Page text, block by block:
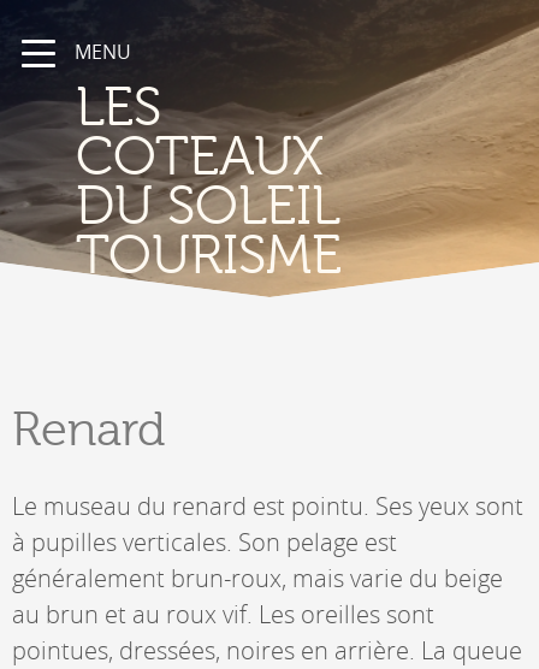
MENU
LES
COTEAUX
DU SOLEIL
TOURISME
Renard
Le museau du renard est pointu. Ses yeux sont
à pupilles verticales. Son pelage est
généralement brun-roux, mais varie du beige
au brun et au roux vif. Les oreilles sont
pointues, dressées, noires en arrière. La queue